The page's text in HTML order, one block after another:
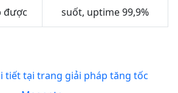
được suốt, uptime 99,9%
tiết tại trang giải pháp tăng tốc